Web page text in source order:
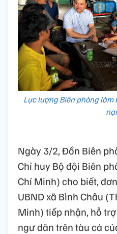
Lực lượng Biên phòng
Ngày 3/2, Đồn Biên
Chỉ huy Bộ đội Biên
Chí Minh) cho biết,
UBND xã Bình Châu
Minh) tiếp nhận, hỗ
ngư dân trên tàu cá